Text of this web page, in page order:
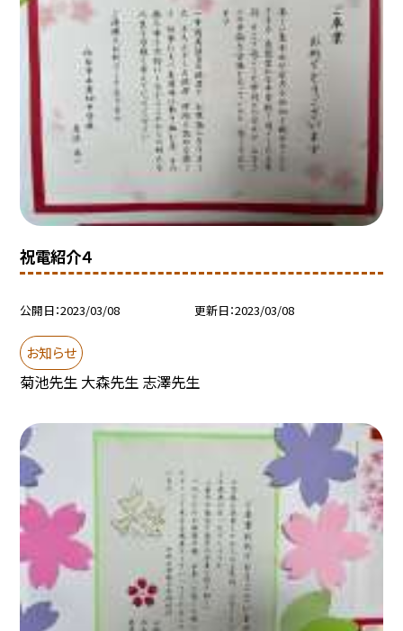
祝電紹介４
公開日 2023/03/08 更新日 2023/03/08
お知らせ
菊池先生 大森先生 志澤先生